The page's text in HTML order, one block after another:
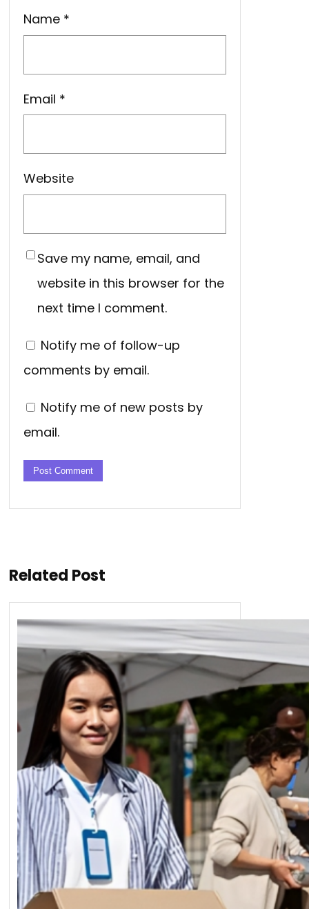
Name *
Email *
Website
Save my name, email, and
website in this browser for the
next time I comment.
Notify me of follow-up
comments by email.
Notify me of new posts by
email.
Related Post